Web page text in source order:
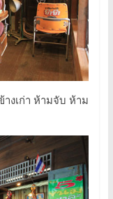
งเก่า ห้ามจับ ห้าม